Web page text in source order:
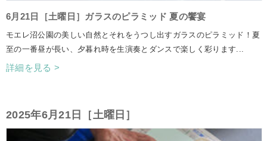
6月21日［土曜日］ガラスのピラミッド 夏の饗宴
モエレ沼公園の美しい自然とそれをうつし出すガラスのピラミッド！夏
至の一番昼が長い、夕暮れ時を生演奏とダンスで楽しく彩ります...
詳細を見る >
2025年6月21日［土曜日］